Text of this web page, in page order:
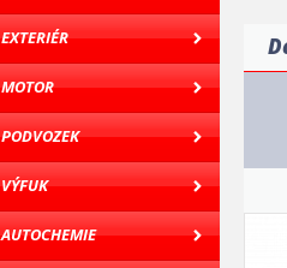
EXTERIÉR
MOTOR
PODVOZEK
VÝFUK
AUTOCHEMIE